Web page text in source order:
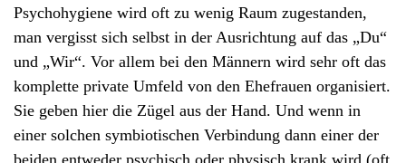
Psychohygiene wird oft zu wenig Raum zugestanden,
man vergisst sich selbst in der Ausrichtung auf das „Du“
und „Wir“. Vor allem bei den Männern wird sehr oft das
komplette private Umfeld von den Ehefrauen organisiert.
Sie geben hier die Zügel aus der Hand. Und wenn in
einer solchen symbiotischen Verbindung dann einer der